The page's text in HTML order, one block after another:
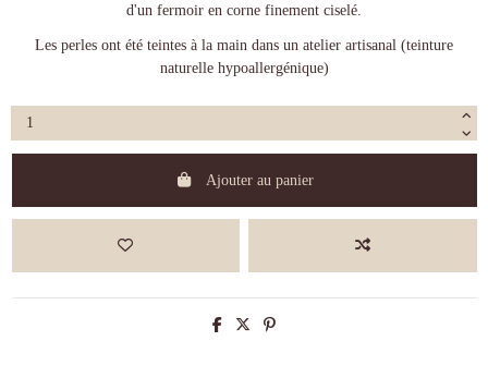
d'un fermoir en corne finement ciselé.
Les perles ont été teintes à la main dans un atelier artisanal (teinture
naturelle hypoallergénique)
Ajouter au panier